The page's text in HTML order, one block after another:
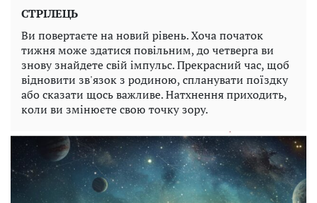
СТРІЛЕЦЬ
Ви повертаєте на новий рівень. Хоча початок
тижня може здатися повільним, до четверга ви
знову знайдете свій імпульс. Прекрасний час, щоб
відновити зв'язок з родиною, спланувати поїздку
або сказати щось важливе. Натхнення приходить,
коли ви змінюєте свою точку зору.